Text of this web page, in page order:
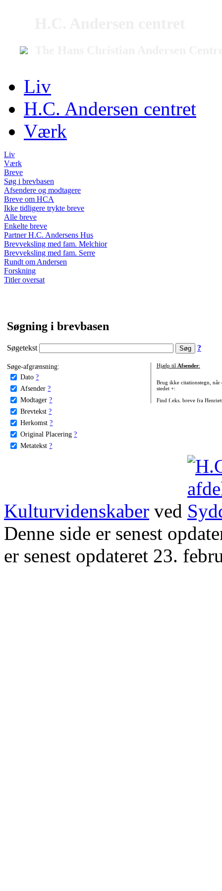
Liv
H.C. Andersen centret
Værk
Liv
Værk
Breve
Søg i brevbasen
Afsendere og modtagere
Breve om HCA
Ikke tidligere trykte breve
Alle breve
Enkelte breve
Partner H.C. Andersens Hus
Brevveksling med fam. Melchior
Brevveksling med fam. Serre
Rundt om Andersen
Forskning
Titler oversat
Søgning i brevbasen
Søgetekst ?
Søge-afgrænsning:
Dato ?
Afsender ?
Modtager ?
Brevtekst ?
Herkomst ?
Original Placering ?
Metatekst ?
Hjælp til Afsender:
Brug ikke citationstegn, når
stedet +:
Find f.eks. breve fra
Kulturvidenskaber ved
Denne side er senest
er senest opdateret 23.